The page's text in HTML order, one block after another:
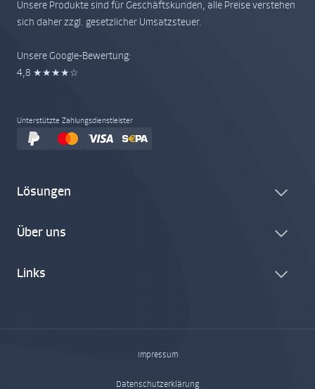
Unsere Produkte sind für Geschäftskunden, alle Preise verstehen
sich daher zzgl. gesetzlicher Umsatzsteuer.
Unsere Google-Bewertung:
4,8 ★★★★☆
Unterstützte Zahlungsdienstleister
Lösungen
Über uns
Links
Impressum
Datenschutzerklärung